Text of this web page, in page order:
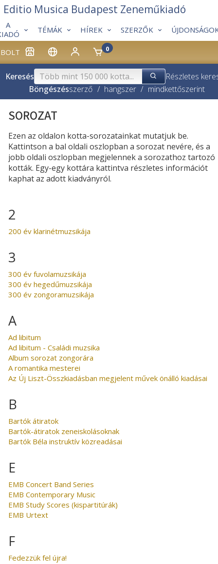
BOLT 0
A
TÉMÁK HÍREK SZERZŐK
Editio Musica Budapest Zeneműkiadó
Keresés
Részletes
Böngészésszerző / hangszer / mindkettőszerint
SOROZAT
Ezen az oldalon kotta-sorozatainkat mutatjuk be.
Kattintson a bal oldali oszlopban a sorozat nevére, és a
jobb oldali oszlopban megjelennek a sorozathoz tartozó
kották. Egy-egy kottára kattintva részletes információt
kaphat az adott kiadványról.
2
200 év klarinétmuzsikája
3
300 év fuvolamuzsikája
300 év hegedűmuzsikája
300 év zongoramuzsikája
A
Ad libitum
Ad libitum - Családi muzsika
Album sorozat zongorára
A romantika mesterei
Az Új Liszt-Összkiadásban megjelent művek önálló kiadásai
B
Bartók átiratok
Bartók-átiratok zeneiskolásoknak
Bartók Béla instruktív közreadásai
E
EMB Concert Band Series
EMB Contemporary Music
EMB Study Scores (kispartitúrák)
EMB Urtext
F
Fedezzük fel újra!